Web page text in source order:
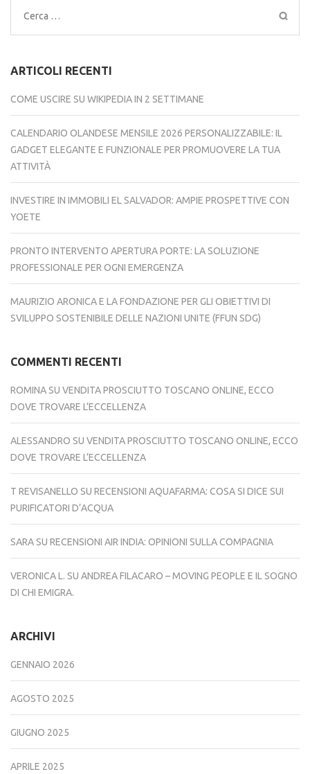
Ricerca
per:
ARTICOLI RECENTI
COME USCIRE SU WIKIPEDIA IN 2 SETTIMANE
CALENDARIO OLANDESE MENSILE 2026 PERSONALIZZABILE: IL
GADGET ELEGANTE E FUNZIONALE PER PROMUOVERE LA TUA
ATTIVITÀ
INVESTIRE IN IMMOBILI EL SALVADOR: AMPIE PROSPETTIVE CON
YOETE
PRONTO INTERVENTO APERTURA PORTE: LA SOLUZIONE
PROFESSIONALE PER OGNI EMERGENZA
MAURIZIO ARONICA E LA FONDAZIONE PER GLI OBIETTIVI DI
SVILUPPO SOSTENIBILE DELLE NAZIONI UNITE (FFUN SDG)
COMMENTI RECENTI
ROMINA SU VENDITA PROSCIUTTO TOSCANO ONLINE, ECCO
DOVE TROVARE L’ECCELLENZA
ALESSANDRO SU VENDITA PROSCIUTTO TOSCANO ONLINE, ECCO
DOVE TROVARE L’ECCELLENZA
T REVISANELLO SU RECENSIONI AQUAFARMA: COSA SI DICE SUI
PURIFICATORI D’ACQUA
SARA SU RECENSIONI AIR INDIA: OPINIONI SULLA COMPAGNIA
VERONICA L. SU ANDREA FILACARO – MOVING PEOPLE E IL SOGNO
DI CHI EMIGRA.
ARCHIVI
GENNAIO 2026
AGOSTO 2025
GIUGNO 2025
APRILE 2025